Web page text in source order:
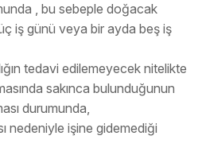
, bu sebeple doğacak
üç iş günü veya bir ayda beş iş
tedavi edilemeyecek nitelikte
sakınca bulunduğunun
durumunda,
nedeniyle işine gidemediği